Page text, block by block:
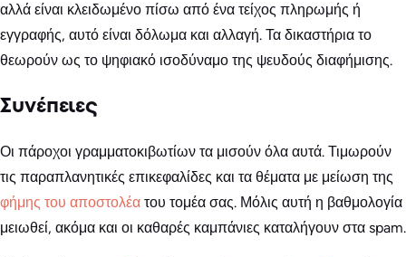
αλλά είναι κλειδωμένο πίσω από ένα τείχος πληρωμής ή
εγγραφής, αυτό είναι δόλωμα και αλλαγή. Τα δικαστήρια το
θεωρούν ως το ψηφιακό ισοδύναμο της ψευδούς διαφήμισης.
Συνέπειες
Οι πάροχοι γραμματοκιβωτίων τα μισούν όλα αυτά. Τιμωρούν
τις παραπλανητικές επικεφαλίδες και τα θέματα με μείωση της
φήμης του αποστολέα του τομέα σας. Μόλις αυτή η βαθμολογία
μειωθεί, ακόμα και οι καθαρές καμπάνιες καταλήγουν στα spam.